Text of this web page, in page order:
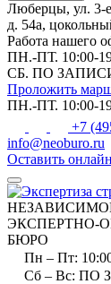
Люберцы, ул. 3-е
д. 54а,
Работа нашего
ПН.-ПТ. 10:00-
СБ. ПО
Проложить
ПН.-ПТ. 10:00-
+7
info@neoburo.ru
Оставить
ЭКСПЕРТНО-
БЮРО
Пн – Пт:
Сб – Вс: ПО